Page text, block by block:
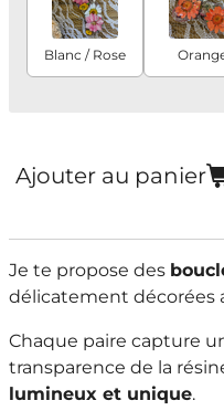
Blanc / Rose
Ajouter au panier
Je te propose des
délicatement décorées
Chaque paire capture
transparence de la
lumineux et unique.